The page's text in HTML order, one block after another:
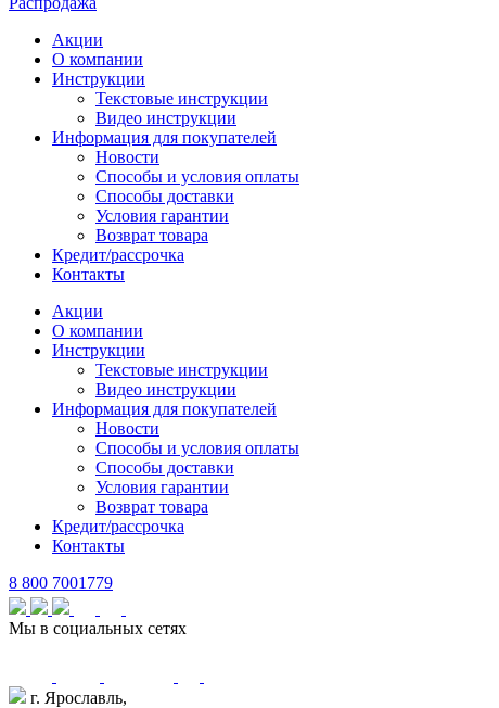
Акции
О компании
Инструкции
Текстовые инструкции
Видео инструкции
Информация для покупателей
Новости
Способы и условия оплаты
Способы доставки
Условия гарантии
Возврат товара
Кредит/рассрочка
Контакты
Акции
О компании
Инструкции
Текстовые инструкции
Видео инструкции
Информация для покупателей
Новости
Способы и условия оплаты
Способы доставки
Условия гарантии
Возврат товара
Кредит/рассрочка
Контакты
8 800 7001779
Мы в социальных сетях
г. Ярославль,